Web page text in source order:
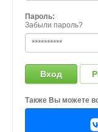
Пароль:
Забыли пароль?
Вход
Также Вы можете